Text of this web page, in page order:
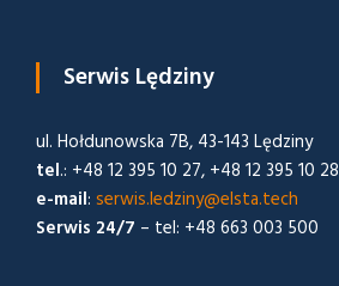
Serwis Lędziny
ul. Hołdunowska 7B, 43-143 Lędziny
tel.: +48 12 395 10 27, +48 12 395 10 28
e-mail: serwis.ledziny@elsta.tech
Serwis 24/7 – tel: +48 663 003 500